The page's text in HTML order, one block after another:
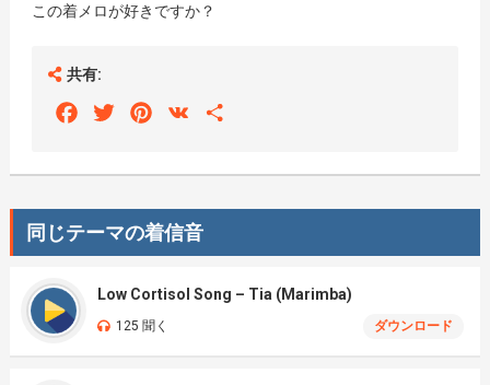
この着メロが好きですか？
共有:
FacebookTwitterPinterest
VK
同じテーマの着信音
Low Cortisol Song – Tia (Marimba)
125 聞く ダウンロード